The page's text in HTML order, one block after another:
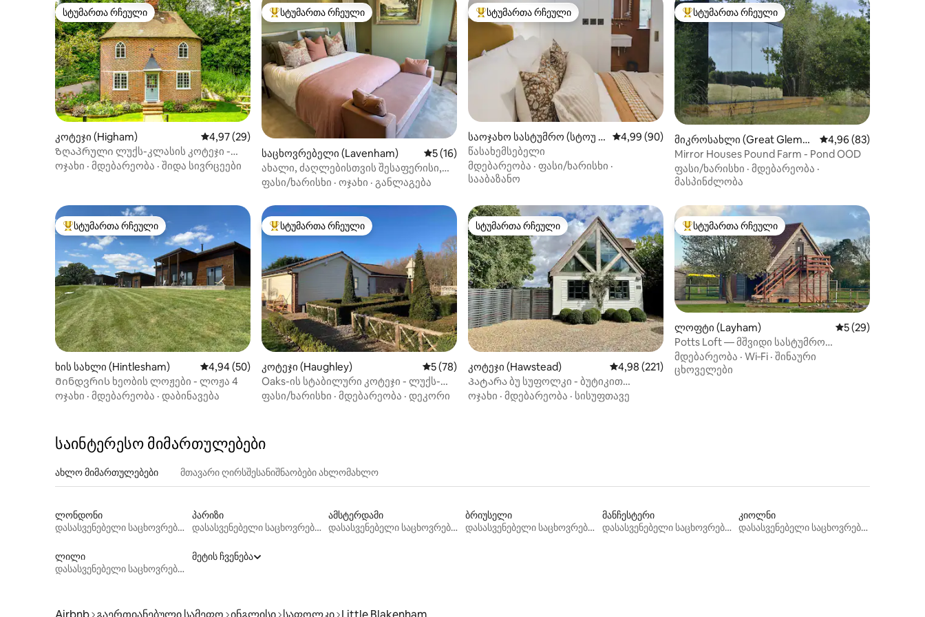
სტუმართა რჩეული
სტუმართა რჩეული
კოტეჯი (Higham) საშუალო შეფასებაა 5‑დან 4,97, 29 მიმოხილვა
4,97 (29)
Ზღაპრული ლუქს-კლასის კოტეჯი -
The Tea Caddy
ოჯახი · მდებარეობა · შიდა სივრცეები
სტუმართა რჩეული მოწინავე ვარიანტი
სტუმართა რჩეული
საცხოვრებელი (Lavenham) საშუალო შეფასებაა 5‑დან 5, 16 მიმოხილვა
5 (16)
ახალი, ძაღლებისთვის შესაფერისი,
ლუქს‑კლასის კოტეჯი,
ადგილი, ბაღი
ფასი/ხარისხი · ოჯახი · განლაგება
სტუმართა რჩეული მოწინავე ვარიანტი
სტუმართა რჩეული
საოჯახო სასტუმრო (სტოუ მ
არკეტი)
საშუალო შეფასებაა 5‑დან 4,99, 90 მიმოხილვა
4,99 (90)
წასახემსებელი
მდებარეობა · ფასი/ხარისხი ·
სააბაზანო
სტუმართა რჩეული მოწინავე ვარიანტი
სტუმართა რჩეული
მიკროსახლი (Great Glemha
m)
საშუალო შეფასებაა
4,96 (83)
Mirror Houses Pound Farm - Pond OOD
ფასი/ხარისხი · მდებარეობა ·
მასპინძლობა
სტუმართა რჩეული მოწინავე ვარიანტი
სტუმართა რჩეული
ხის სახლი (Hintlesham) საშუალო შეფასებაა 5‑დან 4,94, 50 მიმოხილვა
4,94 (50)
Მინდვრის ხეობის ლოჟები - ლოჟა 4
ოჯახი · მდებარეობა · დაბინავება
სტუმართა რჩეული მოწინავე ვარიანტი
სტუმართა რჩეული
კოტეჯი (Haughley) საშუალო შეფასებაა 5‑დან 5, 78 მიმოხილვა
5 (78)
Oaks-ის სტაბილური კოტეჯი - ლუქს-
კლასის 2-საძინებლიანი კოტეჯი
ფასი/ხარისხი · მდებარეობა · დეკორი
სტუმართა რჩეული
სტუმართა რჩეული
კოტეჯი (Hawstead) საშუალო შეფასებაა 5‑დან 4,98, 221 მიმოხილვა
4,98 (221)
Პატარა ბუ სუფოლკი - ბუტიკით
გასეირნება
ოჯახი · მდებარეობა · სისუფთავე
სტუმართა რჩეული მოწინავე ვარიანტი
სტუმართა რჩეული
ლოფტი (Layham) საშუალო
5 (29)
Potts Loft — მშვიდი სასტუმრო
სოფლად
მდებარეობა · Wi‑Fi · შინაური
ცხოველები
საინტერესო მიმართულებები
ახლო მიმართულებები მთავარი ღირსშესანიშნაობები ახლომახლო
ლონდონი
დასასვენებელი საცხოვრებლები
პარიზი
დასასვენებელი საცხოვრებლები
ამსტერდამი
დასასვენებელი საცხოვრებლები
ბრიუსელი
დასასვენებელი საცხოვრებლები
მანჩესტერი
დასასვენებელი საცხოვრებლები
კიოლნი
დასასვენებელი საცხოვრებლები
ლილი
დასასვენებელი საცხოვრებლები
მეტის ჩვენება